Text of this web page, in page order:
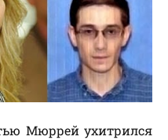
Мюррей ухитрился